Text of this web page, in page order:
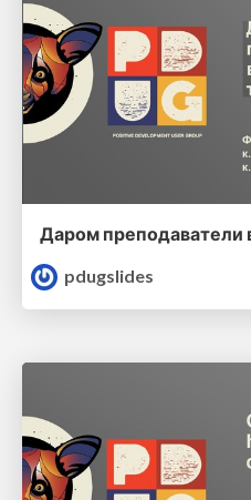
pdugslides